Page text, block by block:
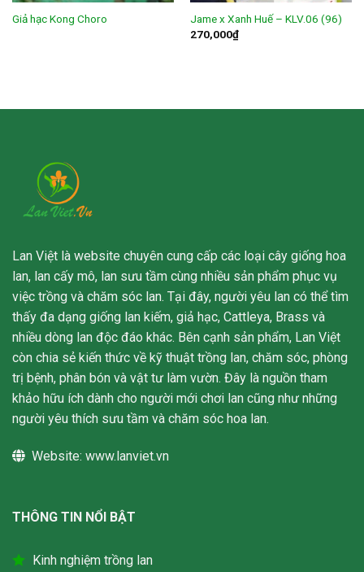
Giả hạc Kong Choro
Jame x Xanh Huế – KLV.06 (96)
270,000₫
Lan Việt là website chuyên cung cấp các loại cây giống hoa
lan, lan cấy mô, lan sưu tầm cùng nhiều sản phẩm phục vụ
việc trồng và chăm sóc lan. Tại đây, người yêu lan có thể tìm
thấy đa dạng giống lan kiếm, giả hạc, Cattleya, Brass và
nhiều dòng lan độc đáo khác. Bên cạnh sản phẩm, Lan Việt
còn chia sẻ kiến thức về kỹ thuật trồng lan, chăm sóc, phòng
trị bệnh, phân bón và vật tư làm vườn. Đây là nguồn tham
khảo hữu ích dành cho người mới chơi lan cũng như những
người yêu thích sưu tầm và chăm sóc hoa lan.
Website: www.lanviet.vn
THÔNG TIN NỔI BẬT
Kinh nghiệm trồng lan